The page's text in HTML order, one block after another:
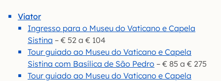
Viator
Ingresso para o Museu do Vaticano e Capela
Sistina – € 52 a € 104
Tour guiado ao Museu do Vaticano e Capela
Sistina com Basílica de São Pedro – € 85 a € 275
Tour guiado ao Museu do Vaticano e Capela